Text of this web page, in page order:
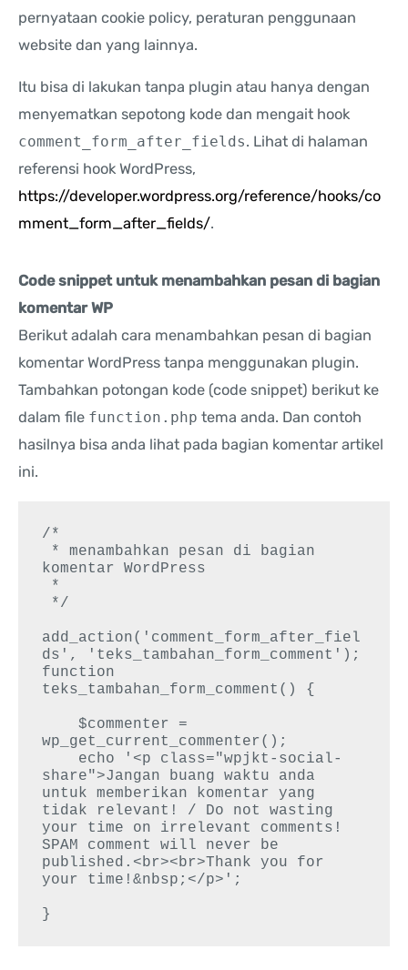
pernyataan cookie policy, peraturan penggunaan
website dan yang lainnya.
Itu bisa di lakukan tanpa plugin atau hanya dengan
menyematkan sepotong kode dan mengait hook
comment_form_after_fields. Lihat di halaman
referensi hook WordPress,
https://developer.wordpress.org/reference/hooks/co
mment_form_after_fields/.
Code snippet untuk menambahkan pesan di bagian
komentar WP
Berikut adalah cara menambahkan pesan di bagian
komentar WordPress tanpa menggunakan plugin.
Tambahkan potongan kode (code snippet) berikut ke
dalam file function.php tema anda. Dan contoh
hasilnya bisa anda lihat pada bagian komentar artikel
ini.
/*
komentar WordPress
add_action('comment_form_after_fiel
ds', 'teks_tambahan_form_comment');
function
teks_tambahan_form_comment() {
    $commenter =
wp_get_current_commenter();
share">Jangan buang waktu anda
untuk memberikan komentar yang
tidak relevant! / Do not wasting
your time on irrelevant comments!
SPAM comment will never be
published.<br><br>Thank you for
your time!&nbsp;</p>';
}